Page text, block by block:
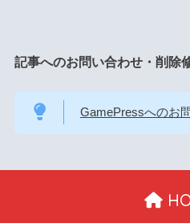
記事へのお問い合わせ・削除
GamePressへのお